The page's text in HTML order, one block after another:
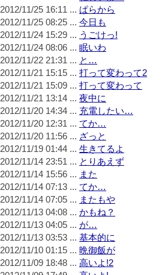
2012/11/25 16:11 ... ぱらから
2012/11/25 08:25 ... 今日も
2012/11/24 15:29 ... うごけっ!
2012/11/24 08:06 ... 眠いわ
2012/11/22 21:31 ... と…
2012/11/21 15:15 ... 打って変わって2
2012/11/21 15:09 ... 打って変わって
2012/11/21 13:14 ... 夜中に
2012/11/20 14:34 ... 充電したい…
2012/11/20 12:31 ... てか…
2012/11/20 11:56 ... ざっと
2012/11/19 01:44 ... 生きてるよ
2012/11/14 23:51 ... とりあえず
2012/11/14 15:56 ... また
2012/11/14 07:13 ... てか…
2012/11/14 07:05 ... またもや
2012/11/13 04:08 ... かもね？
2012/11/13 04:05 ... が…
2012/11/13 03:53 ... 基本的に
2012/11/10 01:15 ... 晩御飯が
2012/11/09 18:48 ... 高いよ!2